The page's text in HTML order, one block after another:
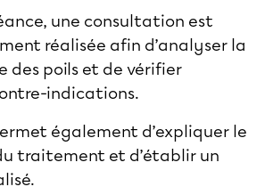
une consultation est
réalisée afin d’analyser la
des poils et de vérifier
indications.
également d’expliquer le
traitement et d’établir un